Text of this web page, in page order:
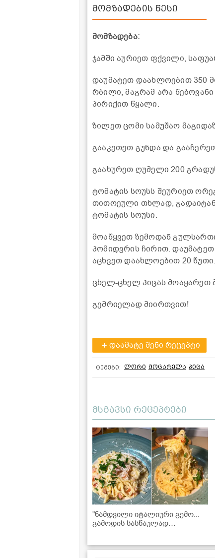
მომზადების წესი
მომზადება:
ჯამში აურიეთ ფქვილი,
დაუმატეთ დაახლოებით
რბილი, მაგრამ არა
პირიქით წყალი.
ზილეთ ცომი სამუშაო
გააკეთეთ გუნდა და
გაახურეთ ღუმელი 200
ტომატის სოუსს შეურიეთ
თითოეული თხლად,
ტომატის სოუსი.
მოაწყვეთ ზემოდან
პომიდვრის ჩირით.
აცხვეთ დაახლოებით 20 წუთი.
ცხელ-ცხელ პიცას მოაყარეთ
გემრიელად მიირთვით!
დაამატე შენი რეცეპტი
ტეგები: ლორი მოცარელა პიცა
მსგავსი რეცეპტები
"ნამდვილი იტალიური გემო...
გამოდის სასწაულად